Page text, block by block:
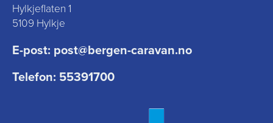
Hylkjeflaten 1
5109 Hylkje
E-post: post@bergen-caravan.no
Telefon: 55391700